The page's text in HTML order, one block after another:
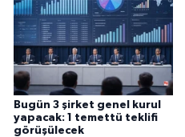
Bugün 3 şirket genel kurul
yapacak: 1 temettü teklifi
görüşülecek